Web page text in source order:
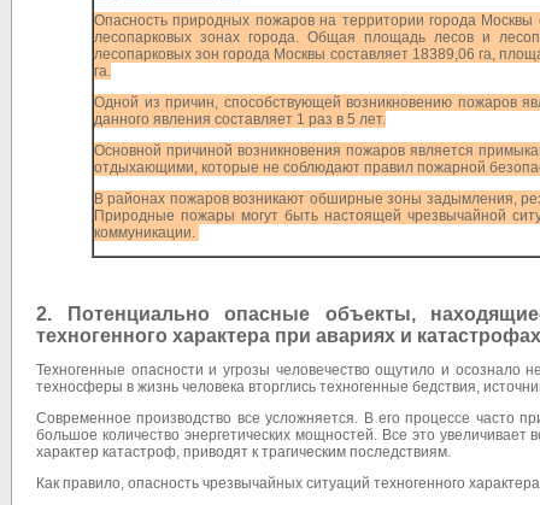
Опасность природных пожаров на территории города
лесопарковых зонах города. Общая площадь лесов и
лесопарковых зон города Москвы составляет 18389,06 га,
га.
Одной из причин, способствующей возникновению пожаров
данного явления составляет 1 раз в 5 лет.
Основной причиной возникновения пожаров является
отдыхающими, которые не соблюдают правил пожарной
В районах пожаров возникают обширные зоны задымления,
Природные пожары могут быть настоящей чрезвычайной
коммуникации.
2. Потенциально опасные объекты,
техногенного характера при авариях и
Техногенные опасности и угрозы человечество ощутило и
техносферы в жизнь человека вторглись техногенные бедствия,
Современное производство все усложняется. В его процессе часто
большое количество энергетических мощностей. Все это
характер катастроф, приводят к трагическим последствиям.
Как правило, опасность чрезвычайных ситуаций техногенного